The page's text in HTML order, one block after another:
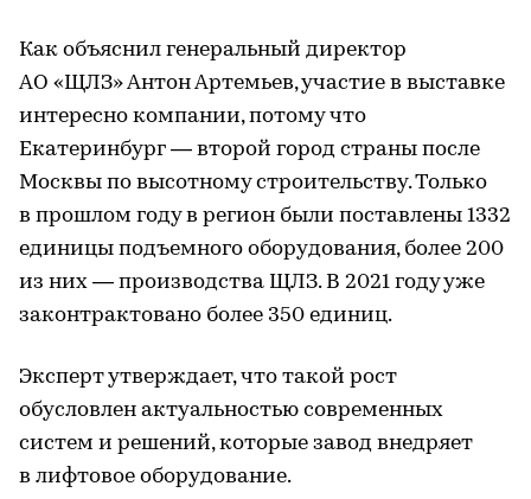
Как объяснил генеральный директор
АО «ЩЛЗ» Антон Артемьев, участие в выставке
интересно компании, потому что
Екатеринбург — второй город страны после
Москвы по высотному строительству. Только
в прошлом году в регион были поставлены 1332
единицы подъемного оборудования, более 200
из них — производства ЩЛЗ. В 2021 году уже
законтрактовано более 350 единиц.
Эксперт утверждает, что такой рост
обусловлен актуальностью современных
систем и решений, которые завод внедряет
в лифтовое оборудование.